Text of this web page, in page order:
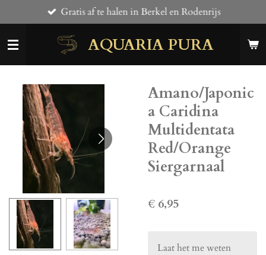
direct
naar
AQUARIA PURA
Gratis af te halen in Berkel en Rodenrijs
Amano/Japonic
a Caridina
Multidentata
Red/Orange
Siergarnaal
€ 6,95
Laat het me weten